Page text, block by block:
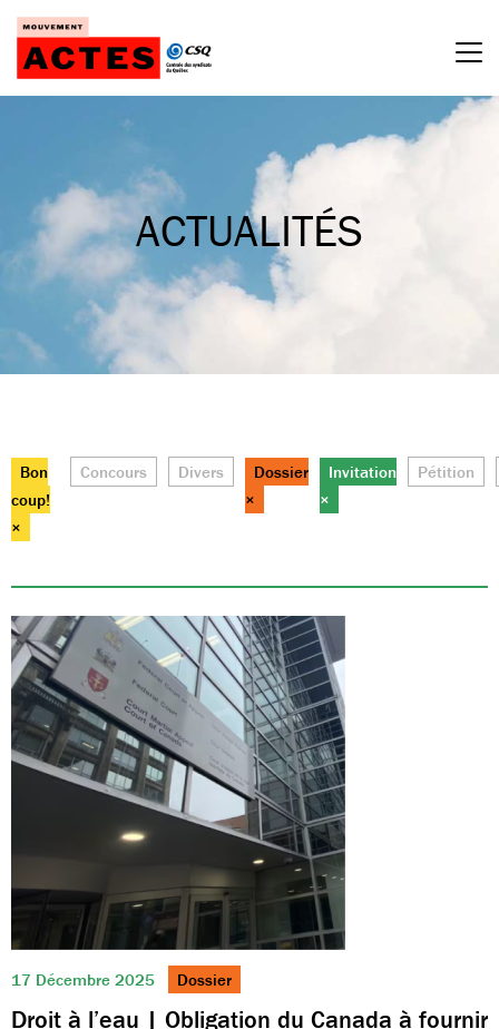
Passer
contenu
ACTUALITÉS
17 Décembre 2025 Dossier
Droit à l’eau | Obligation du Canada à fournir
Bon
coup!
×
Concours Divers
Dossier
×
Invitation
×
Pétition